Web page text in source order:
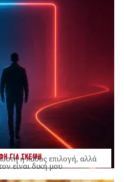
ΓΙΑ ΣΚΕΨΗ
ή λάθος επιλογή, αλλά
είναι δική μου